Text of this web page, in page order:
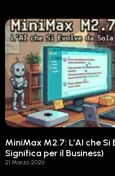
MiniMax M2.7: L’AI che
Significa per il Business)
21 Marzo 2026